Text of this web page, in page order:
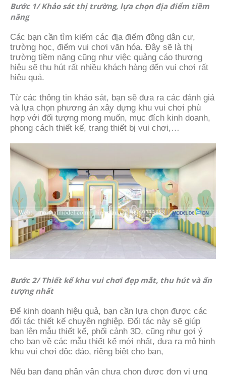
Bước 1/ Khảo sát thị trường, lựa chọn địa điểm tiềm
năng
Các bạn cần tìm kiếm các địa điểm đông dân cư,
trường học, điểm vui chơi văn hóa. Đây sẽ là thị
trường tiềm năng cũng như việc quảng cáo thương
hiệu sẽ thu hút rất nhiều khách hàng đến vui chơi rất
hiệu quả.
Từ các thông tin khảo sát, bạn sẽ đưa ra các đánh giá
và lựa chọn phương án xây dựng khu vui chơi phù
hợp với đối tượng mong muốn, mục đích kinh doanh,
phong cách thiết kế, trang thiết bị vui chơi,…
Bước 2/ Thiết kế khu vui chơi đẹp mắt, thu hút và ấn
tượng nhất
Để kinh doanh hiệu quả, bạn cần lựa chọn được các
đối tác thiết kế chuyên nghiệp. Đối tác này sẽ giúp
bạn lên mẫu thiết kế, phối cảnh 3D, cũng như gợi ý
cho bạn về các mẫu thiết kế mới nhất, đưa ra mô hình
khu vui chơi độc đáo, riêng biệt cho bạn,
Nếu bạn đang phân vân chưa chọn được đơn vị ưng